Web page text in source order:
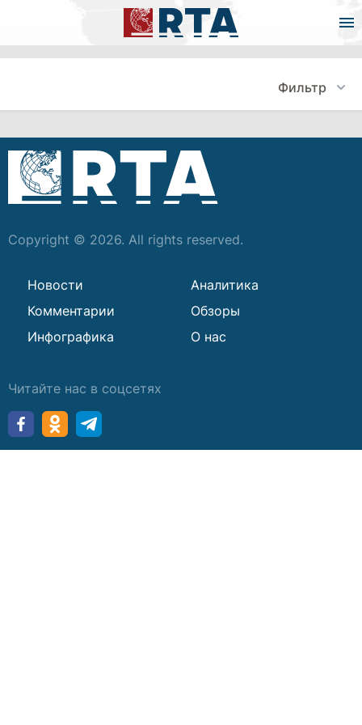
Фильтр
Copyright © 2026. All rights reserved.
Новости
Аналитика
Комментарии
Обзоры
Инфографика
О нас
Читайте нас в соцсетях